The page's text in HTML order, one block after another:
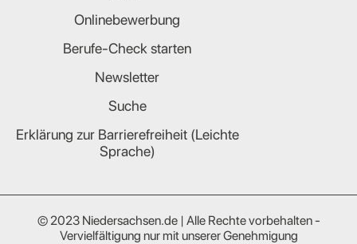
Onlinebewerbung
Berufe-Check starten
Newsletter
Suche
Erklärung zur Barrierefreiheit (Leichte
Sprache)
© 2023 Niedersachsen.de | Alle Rechte vorbehalten -
Vervielfältigung nur mit unserer Genehmigung